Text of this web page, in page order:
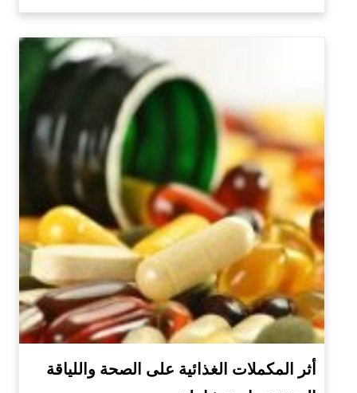
أثر المكملات الغذائية على الصحة واللياقة